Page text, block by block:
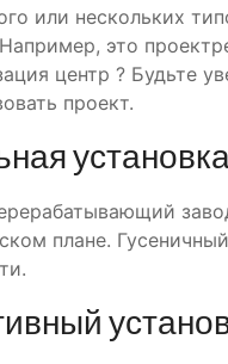
или нескольких
это
центр ? Будьте
проект.
плане.